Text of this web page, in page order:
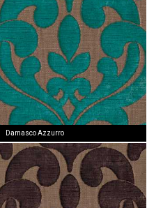
Damasco Azzurro